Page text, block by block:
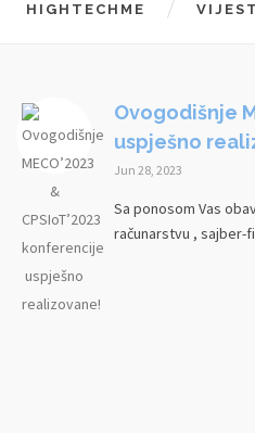
HIGHTECHME
Ovogodišnje
uspješno
Jun 28, 2023
Sa ponosom Vas
računarstvu , sajber-